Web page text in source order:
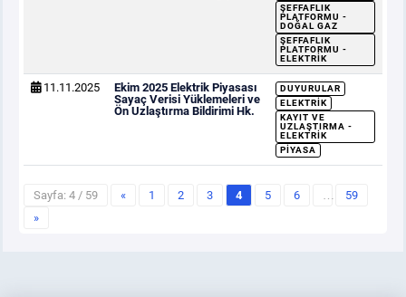
ŞEFFAFLIK
PLATFORMU -
DOĞAL GAZ
ŞEFFAFLIK
PLATFORMU -
ELEKTRIK
11.11.2025
Ekim 2025 Elektrik Piyasası
Sayaç Verisi Yüklemeleri ve
Ön Uzlaştırma Bildirimi Hk.
DUYURULAR
ELEKTRIK
KAYIT VE
UZLAŞTIRMA -
ELEKTRIK
PIYASA
Sayfa: 4 / 59 « 1 2 3 4 5 6 …
59
»